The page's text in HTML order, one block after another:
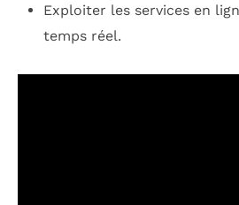
Exploiter les services en
temps réel.